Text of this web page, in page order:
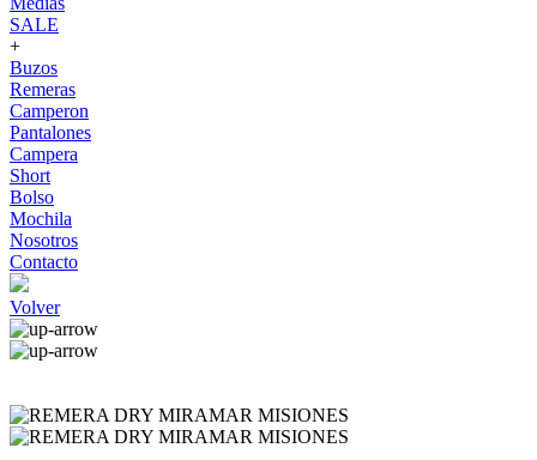
SALE
+
Buzos
Remeras
Camperon
Pantalones
Campera
Short
Bolso
Mochila
Nosotros
Contacto
Volver